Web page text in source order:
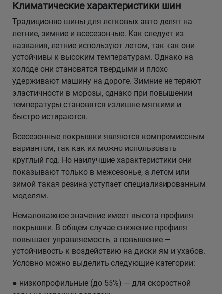
Климатические характеристики шин
Традиционно шины для легковых авто делят на
летние, зимние и всесезонные. Как следует из
названия, летние используют летом, так как они
устойчивы к высоким температурам. Однако на
холоде они становятся твердыми и плохо
удерживают машину на дороге. Зимние не теряют
эластичности в морозы, однако при повышении
температуры становятся излишне мягкими и
быстро истираются.
Всесезонные покрышки являются компромиссным
вариантом, так как их можно использовать
круглый год. Но наилучшие характеристики они
показывают только в межсезонье, а летом или
зимой такая резина уступает специализированным
моделям.
Немаловажное значение имеет высота профиля
покрышки. В общем случае снижение профиля
повышает управляемость, а повышение —
устойчивость к воздействию на диски ям и ухабов.
Условно можно выделить следующие категории:
● низкопрофильные (до 55%) — для скоростной